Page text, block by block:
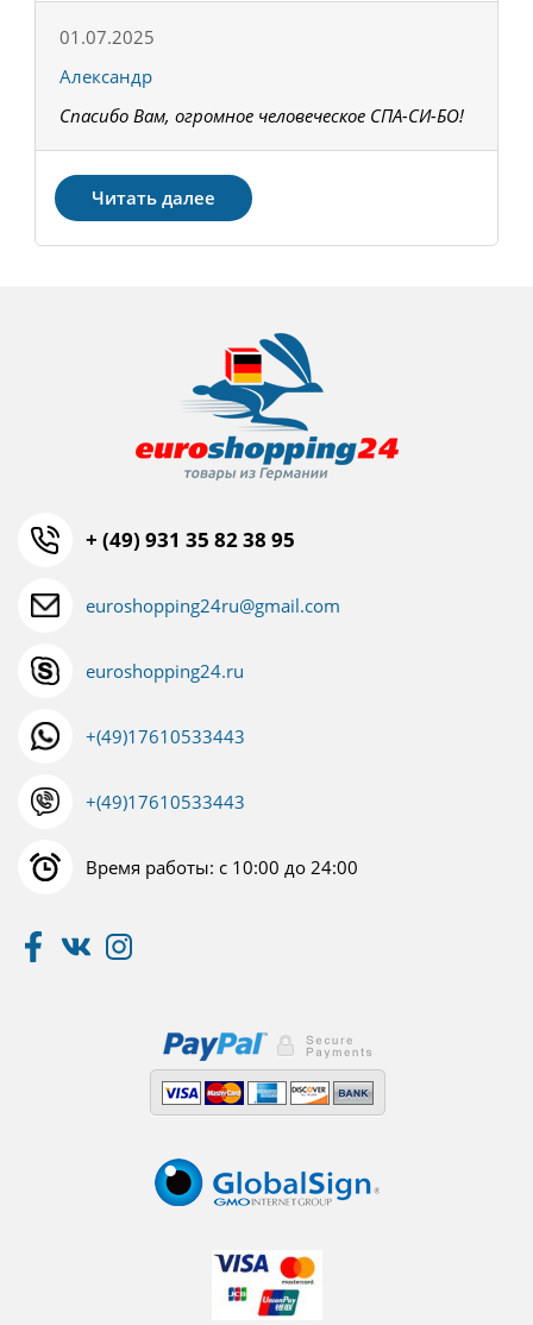
01.07.2025
Александр
Спасибо Вам, огромное человеческое СПА-СИ-БО!
Читать далее
+ (49) 931 35 82 38 95
euroshopping24ru@gmail.com
euroshopping24.ru
+(49)17610533443
+(49)17610533443
Время работы: с 10:00 до 24:00